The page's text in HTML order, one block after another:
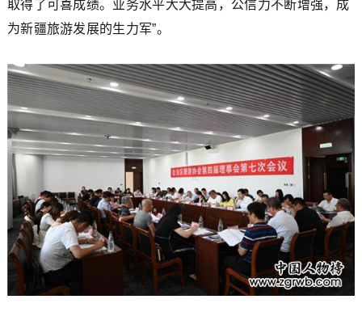
取得了可喜成绩。业务水平大大提高，公信力不断增强，成
为新疆旅游发展的生力军”。